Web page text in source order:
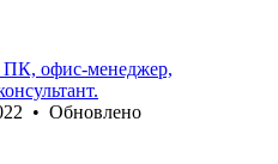
ПК, офис-менеджер,
• Обновлено